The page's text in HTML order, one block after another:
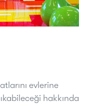
evlerine
hakkında